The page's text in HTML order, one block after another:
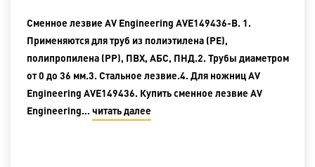
Сменное лезвие AV Engineering AVE149436-B. 1.
Применяются для труб из полиэтилена (PE),
полипропилена (PP), ПВХ, АБС, ПНД.2. Трубы диаметром
от 0 до 36 мм.3. Стальное лезвие.4. Для ножниц AV
Engineering AVE149436. Купить сменное лезвие AV
Engineering… читать далее